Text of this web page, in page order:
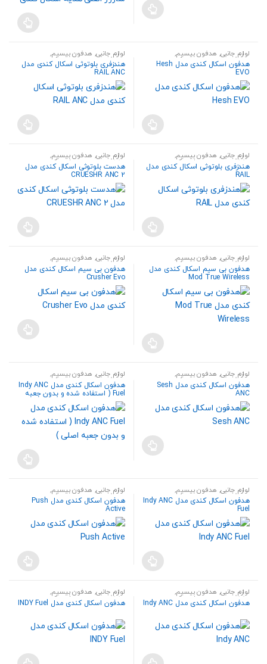
لوازم جانبی, هدفون بیسیم,
هندزفری،هدست و اسپیکر هدفون اسکال کندی مدل Hesh
EVO
لوازم جانبی, هدفون بیسیم,
هندزفری،هدست و اسپیکر
هندزفری بلوتوثی اسکال کندی مدل
RAIL ANC
لوازم جانبی, هدفون بیسیم,
هندزفری،هدست و اسپیکر
هندزفری بلوتوثی اسکال کندی مدل
RAIL
لوازم جانبی, هدفون بیسیم,
هندزفری،هدست و اسپیکر
هدست بلوتوثی اسکال کندی مدل
CRUESHR ANC 2
لوازم جانبی, هدفون بیسیم,
هندزفری،هدست و اسپیکر
هدفون بی سیم اسکال کندی مدل
Mod True Wireless
لوازم جانبی, هدفون بیسیم,
هندزفری،هدست و اسپیکر
هدفون بی سیم اسکال کندی مدل
Crusher Evo
لوازم جانبی, هدفون بیسیم,
هندزفری،هدست و اسپیکر هدفون اسکال کندی مدل Sesh
ANC
لوازم جانبی, هدفون بیسیم,
هندزفری،هدست و اسپیکر هدفون اسکال کندی مدل Indy ANC
Fuel ( استفاده شده و بدون جعبه
اصلی )
لوازم جانبی, هدفون بیسیم,
هندزفری،هدست و اسپیکر هدفون اسکال کندی مدل Indy ANC
Fuel
لوازم جانبی, هدفون بیسیم,
هندزفری،هدست و اسپیکر هدفون اسکال کندی مدل Push
Active
لوازم جانبی, هدفون بیسیم,
هندزفری،هدست و اسپیکر
هدفون اسکال کندی مدل Indy ANC
لوازم جانبی, هدفون بیسیم,
هندزفری،هدست و اسپیکر
هدفون اسکال کندی مدل INDY Fuel